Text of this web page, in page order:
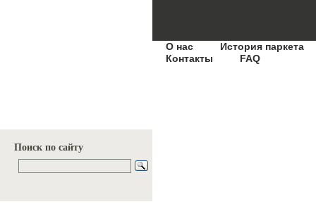
Поиск по сайту
О нас
История паркета
Контакты
FAQ